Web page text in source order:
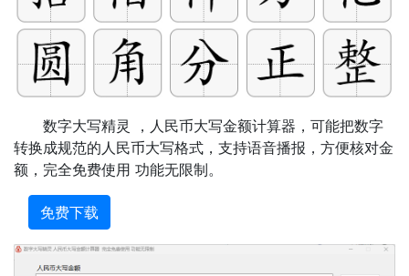
数字大写精灵 ，人民币大写金额计算器，可能把数字
转换成规范的人民币大写格式，支持语音播报，方便核对金
额，完全免费使用 功能无限制。
免费下载